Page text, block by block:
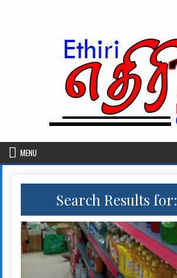
MENU
Search Results for: